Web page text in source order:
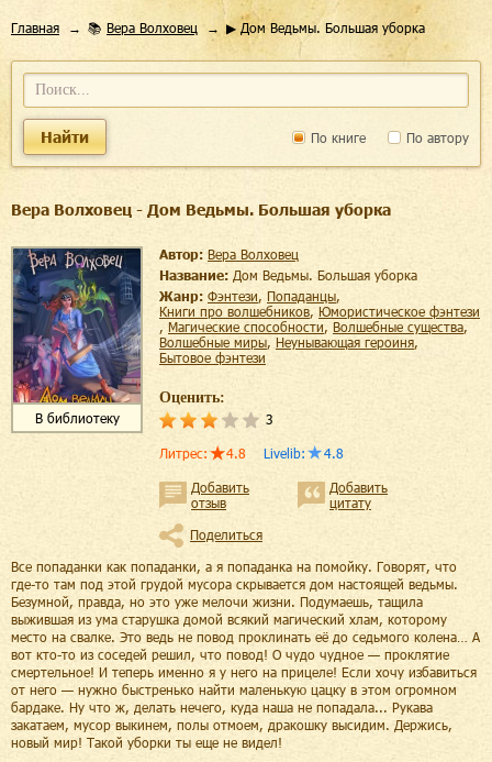
Главная 📚 Вера Волховец ▶ Дом Ведьмы. Большая уборка
По книге По автору
Найти
Вера Волховец - Дом Ведьмы. Большая уборка
В библиотеку
Автор: Вера Волховец
Название: Дом Ведьмы. Большая уборка
Жанр:
фэнтези, попаданцы,
книги про волшебников,
юмористическое фэнтези
,
магические способности, волшебные существа,
волшебные миры, неунывающая героиня,
бытовое фэнтези
Оценить:
3
Литрес: 4.8 Livelib: 4.8
Добавить
отзыв
Добавить
цитату
Поделиться
Все попаданки как попаданки, а я попаданка на помойку. Говорят, что
где-то там под этой грудой мусора скрывается дом настоящей ведьмы.
Безумной, правда, но это уже мелочи жизни. Подумаешь, тащила
выжившая из ума старушка домой всякий магический хлам, которому
место на свалке. Это ведь не повод проклинать её до седьмого колена… А
вот кто-то из соседей решил, что повод! О чудо чудное — проклятие
смертельное! И теперь именно я у него на прицеле! Если хочу избавиться
от него — нужно быстренько найти маленькую цацку в этом огромном
бардаке. Ну что ж, делать нечего, куда наша не попадала... Рукава
закатаем, мусор выкинем, полы отмоем, дракошку высидим. Держись,
новый мир! Такой уборки ты еще не видел!